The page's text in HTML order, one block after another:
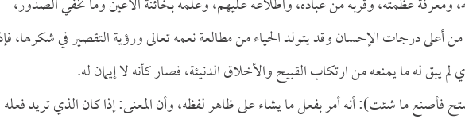
أعلى درجات الإحسان وقد يتولد الحياء من مطالعة نعمه تعالى ورؤية التقصير في شكرها،
يبق له ما يمنعه من ارتكاب القبيح والأخلاق الدنيئة، فصار كأنه لا إيمان له.
فأصنع ما شئت): أنه أمر بفعل ما يشاء على ظاهر لفظه، وأن المعنى: إذا كان الذي تريد فعله